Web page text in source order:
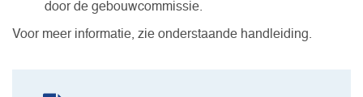
door de gebouwcommissie.
Voor meer informatie, zie onderstaande handleiding.